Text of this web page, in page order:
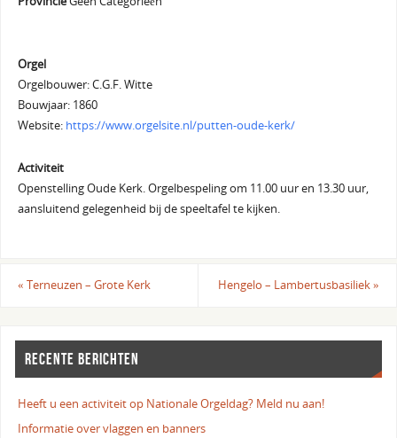
Orgel
Orgelbouwer: C.G.F. Witte
Bouwjaar: 1860
Website: https://www.orgelsite.nl/putten-oude-kerk/
Activiteit
Openstelling Oude Kerk. Orgelbespeling om 11.00 uur en 13.30 uur,
aansluitend gelegenheid bij de speeltafel te kijken.
« Terneuzen – Grote Kerk Hengelo – Lambertusbasiliek»
RECENTE BERICHTEN
Heeft u een activiteit op Nationale Orgeldag? Meld nu aan!
Informatie over vlaggen en banners